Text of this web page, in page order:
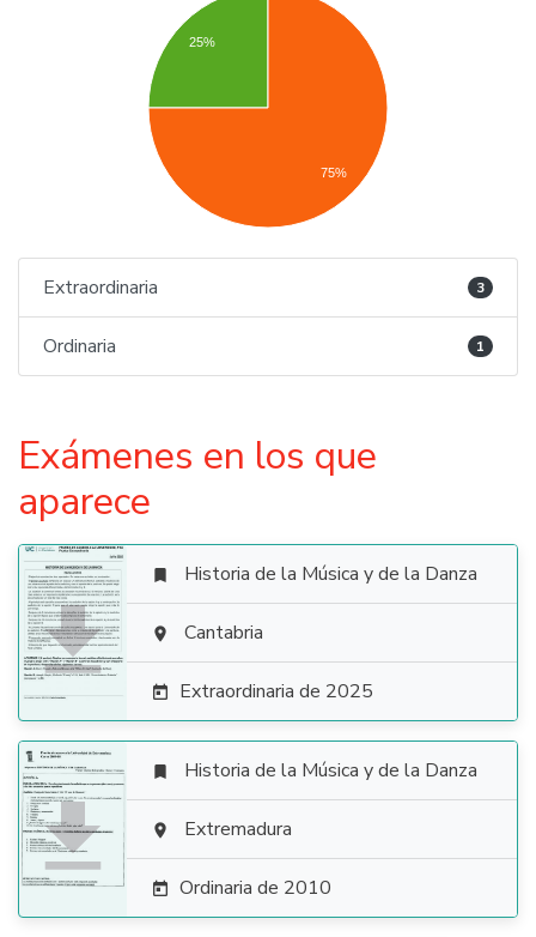
25%
75%
Extraordinaria 3
Ordinaria 1
Exámenes en los que
aparece

 Historia de la Música y de la Danza
 Cantabria
 Extraordinaria de 2025

 Historia de la Música y de la Danza
 Extremadura
 Ordinaria de 2010